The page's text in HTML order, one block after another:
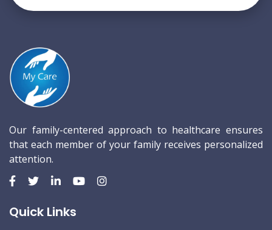
Our family-centered approach to healthcare ensures
that each member of your family receives personalized
attention.
Quick Links